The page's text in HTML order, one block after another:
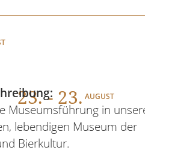
23. - 23. AUGUST
Museumsführung in unserem
lebendigen Museum der
Bierkultur.